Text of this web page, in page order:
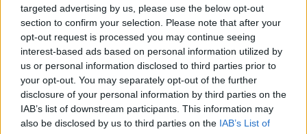
targeted advertising by us, please use the below opt-out
section to confirm your selection. Please note that after your
opt-out request is processed you may continue seeing
interest-based ads based on personal information utilized by
us or personal information disclosed to third parties prior to
your opt-out. You may separately opt-out of the further
disclosure of your personal information by third parties on the
IAB’s list of downstream participants. This information may
also be disclosed by us to third parties on the IAB’s List of
ΑΝΑΛΥΣΗ: Η Ευρώπη χτίζει τον δικό
της πολυεπίπεδο «Θόλο» αεράμυνας – οι
προκλήσεις για την Ελλάδα
21:05